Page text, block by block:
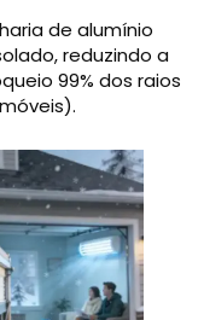
de alumínio
reduzindo a
99% dos raios